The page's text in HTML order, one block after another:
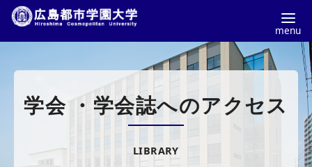
学会 ・学会誌へのアクセス
LIBRARY